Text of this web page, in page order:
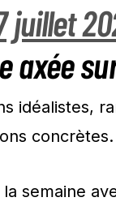
juillet
axée
idéalistes,
semaine